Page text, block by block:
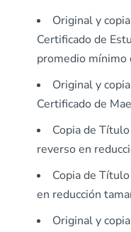
Original y
Certificado de
promedio mínimo
Original y
Certificado de
Copia de
reverso en
Copia de
en reducción
Original y